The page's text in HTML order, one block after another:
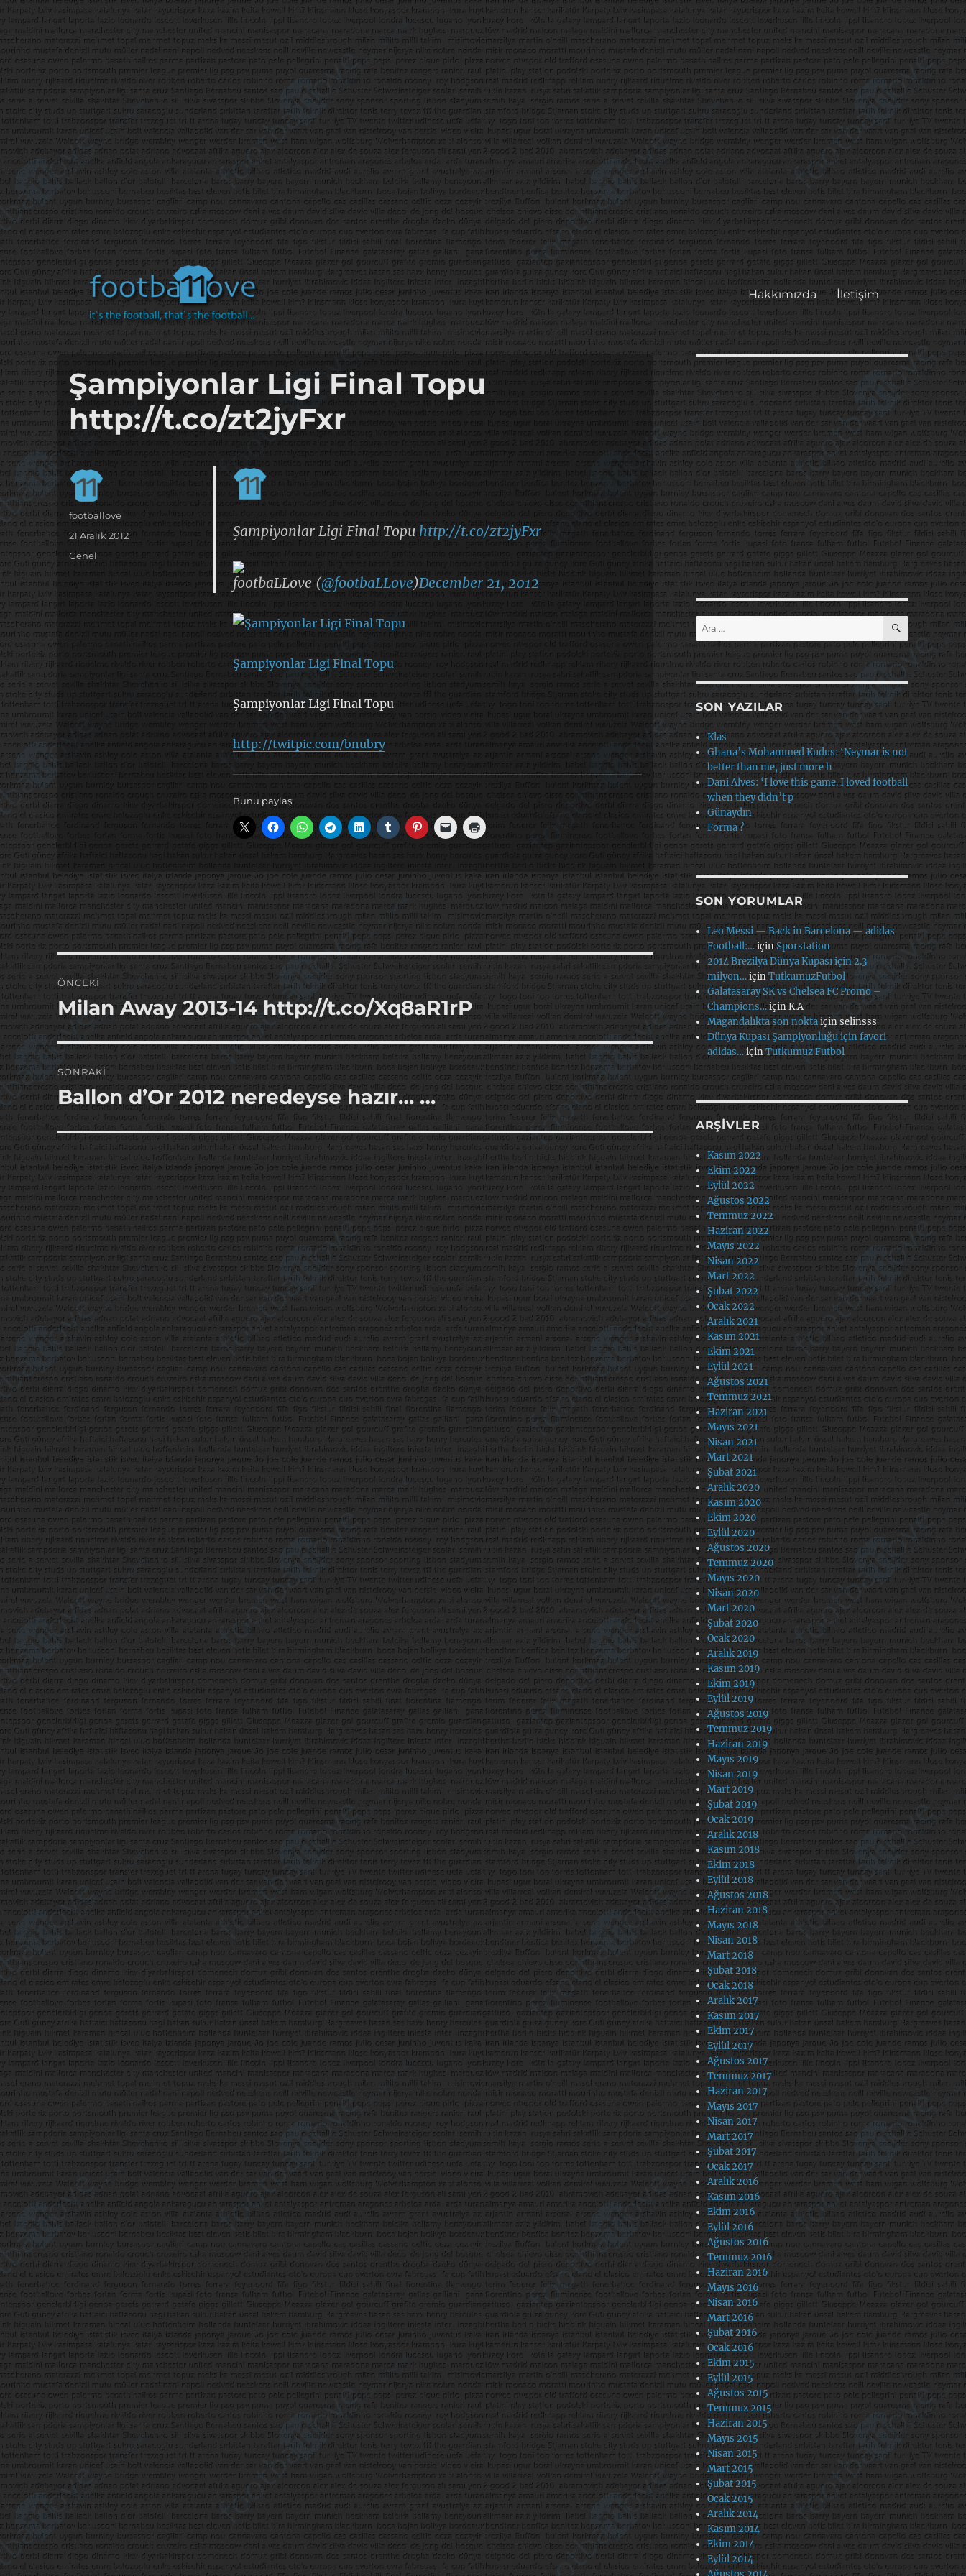
footbaLLove
it's the football, that's the football…
Hakkımızda İletişim
Şampiyonlar Ligi Final Topu
http://t.co/zt2jyFxr
Şampiyonlar Ligi Final Topu http://t.co/zt2jyFxr
footbaLLove (@footbaLLove)December 21, 2012
Şampiyonlar Ligi Final Topu
Şampiyonlar Ligi Final Topu
http://twitpic.com/bnubry
Bunu paylaş:
Yazar
footballove
Yayın
tarihi
21 Aralık 2012
Kategoriler
Genel
Yazı
gezinmesi
ÖNCEKI
Önceki
yazı:
Milan Away 2013-14 http://t.co/Xq8aR1rP
SONRAKI
Sonraki
yazı:
Ballon d’Or 2012 neredeyse hazır… …
Ara: ARA
SON YAZILAR
Klas
Ghana’s Mohammed Kudus: ‘Neymar is not
better than me, just more h
Dani Alves: ‘I love this game. I loved football
when they didn’t p
Günaydın
Forma ?
SON YORUMLAR
Leo Messi — Back in Barcelona — adidas
Football:…içinSporstation
2014 Brezilya Dünya Kupası için 2.3
milyon…içinTutkumuzFutbol
Galatasaray SK vs Chelsea FC Promo –
Champions…içinK.A
Magandalıkta son noktaiçinselinsss
Dünya Kupası Şampiyonluğu için favori
adidas…içinTutkumuz Futbol
ARŞIVLER
Kasım 2022
Ekim 2022
Eylül 2022
Ağustos 2022
Temmuz 2022
Haziran 2022
Mayıs 2022
Nisan 2022
Mart 2022
Şubat 2022
Ocak 2022
Aralık 2021
Kasım 2021
Ekim 2021
Eylül 2021
Ağustos 2021
Temmuz 2021
Haziran 2021
Mayıs 2021
Nisan 2021
Mart 2021
Şubat 2021
Aralık 2020
Kasım 2020
Ekim 2020
Eylül 2020
Ağustos 2020
Temmuz 2020
Mayıs 2020
Nisan 2020
Mart 2020
Şubat 2020
Ocak 2020
Aralık 2019
Kasım 2019
Ekim 2019
Eylül 2019
Ağustos 2019
Temmuz 2019
Haziran 2019
Mayıs 2019
Nisan 2019
Mart 2019
Şubat 2019
Ocak 2019
Aralık 2018
Kasım 2018
Ekim 2018
Eylül 2018
Ağustos 2018
Haziran 2018
Mayıs 2018
Nisan 2018
Mart 2018
Şubat 2018
Ocak 2018
Aralık 2017
Kasım 2017
Ekim 2017
Eylül 2017
Ağustos 2017
Temmuz 2017
Haziran 2017
Mayıs 2017
Nisan 2017
Mart 2017
Şubat 2017
Ocak 2017
Aralık 2016
Kasım 2016
Ekim 2016
Eylül 2016
Ağustos 2016
Temmuz 2016
Haziran 2016
Mayıs 2016
Nisan 2016
Mart 2016
Şubat 2016
Ocak 2016
Ekim 2015
Eylül 2015
Ağustos 2015
Temmuz 2015
Haziran 2015
Mayıs 2015
Nisan 2015
Mart 2015
Şubat 2015
Ocak 2015
Aralık 2014
Kasım 2014
Ekim 2014
Eylül 2014